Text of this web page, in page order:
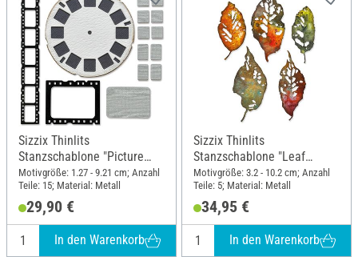
Sizzix Thinlits
Stanzschablone "Picture
Show by Tim Holtz"
Motivgröße: 1.27 - 9.21 cm; Anzahl
Teile: 15; Material: Metall
29,90 €
In den Warenkorb
Sizzix Thinlits
Stanzschablone "Leaf
Fragments by Tim Holtz"
Motivgröße: 3.2 - 10.2 cm; Anzahl
Teile: 5; Material: Metall
34,95 €
In den Warenkorb